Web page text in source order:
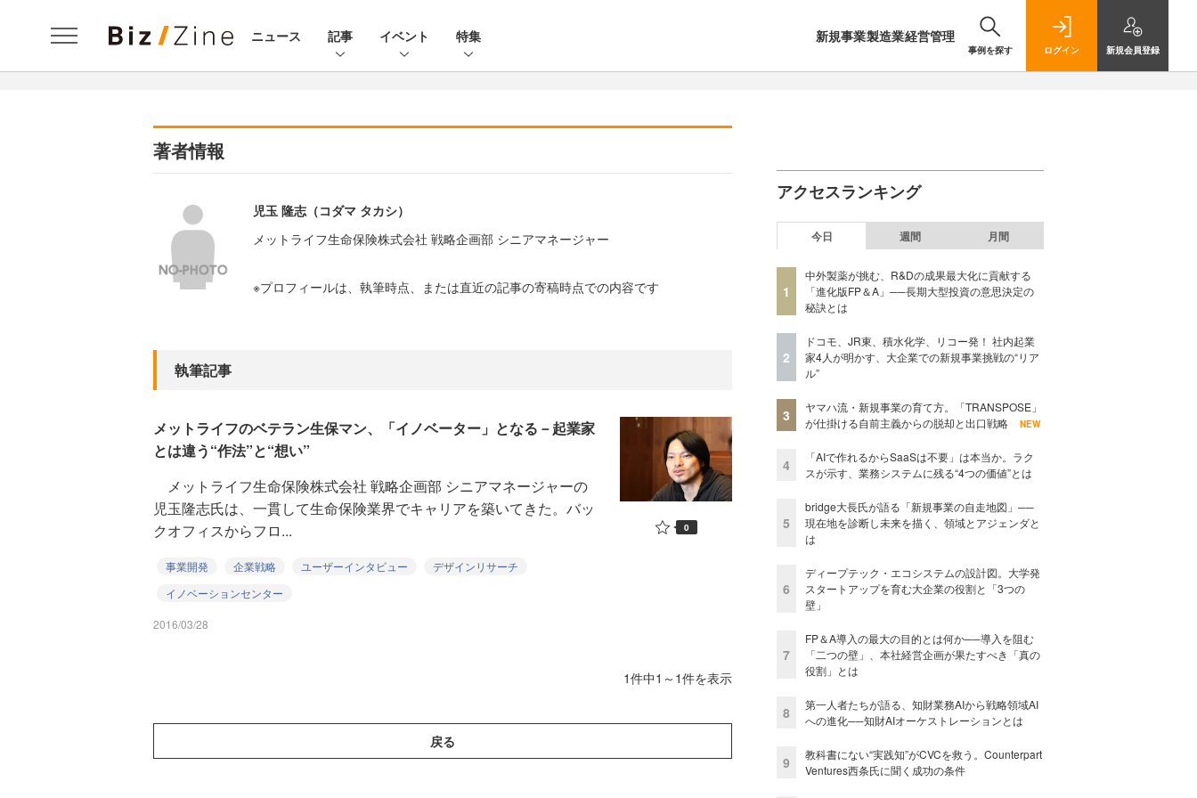
ニュース 記事 イベント 特集 新規事業製造業経営管理
事例を探す ログイン 新規会員登録
著者情報
児玉 隆志（コダマ タカシ）
メットライフ生命保険株式会社 戦略企画部 シニアマネージャー
※プロフィールは、執筆時点、または直近の記事の寄稿時点での内容です
執筆記事
メットライフのベテラン生保マン、「イノベーター」となる－起業家
とは違う“作法”と“想い”
メットライフ生命保険株式会社 戦略企画部 シニアマネージャーの
児玉隆志氏は、一貫して生命保険業界でキャリアを築いてきた。バッ
クオフィスからフロ...
事業開発 企業戦略 ユーザーインタビュー
デザインリサーチ
イノベーションセンター
2016/03/28
0
1件中1～1件を表示
戻る
アクセスランキング
今日 週間 月間
1
中外製薬が挑む、R&Dの成果最大化に貢献する
「進化版FP＆A」──長期大型投資の意思決定の
秘訣とは
2
ドコモ、JR東、積水化学、リコー発！ 社内起業
家4人が明かす、大企業での新規事業挑戦の“リア
ル”
3
ヤマハ流・新規事業の育て方。「TRANSPOSE」
が仕掛ける自前主義からの脱却と出口戦略
NEW
4
「AIで作れるからSaaSは不要」は本当か。ラク
スが示す、業務システムに残る“4つの価値”とは
5
bridge大長氏が語る「新規事業の自走地図」──
現在地を診断し未来を描く、領域とアジェンダと
は
6
ディープテック・エコシステムの設計図。大学発
スタートアップを育む大企業の役割と「3つの
壁」
7
FP＆A導入の最大の目的とは何か──導入を阻む
「二つの壁」、本社経営企画が果たすべき「真の
役割」とは
8
第一人者たちが語る、知財業務AIから戦略領域AI
への進化──知財AIオーケストレーションとは
9
教科書にない“実践知”がCVCを救う。Counterpart
Ventures西条氏に聞く成功の条件